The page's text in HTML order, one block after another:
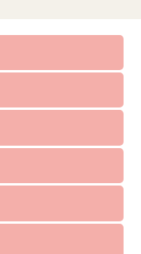
規模多機能